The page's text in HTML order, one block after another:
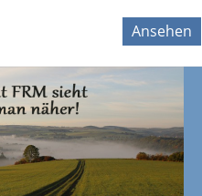
Ansehen